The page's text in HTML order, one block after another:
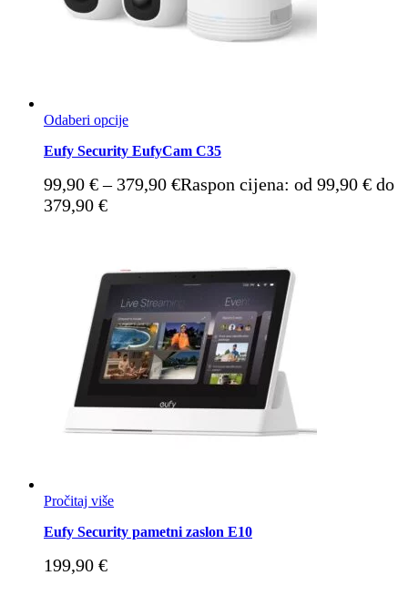
Odaberi opcije
Eufy Security EufyCam C35
99,90 € – 379,90 €Raspon cijena: od 99,90 € do
379,90 €
Pročitaj više
Eufy Security pametni zaslon E10
199,90 €